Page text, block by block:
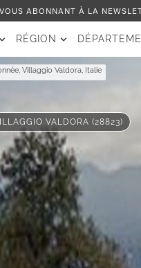
ABONNANT À LA
RÉGION
Villaggio Valdora, Italie
VALDORA (28823)